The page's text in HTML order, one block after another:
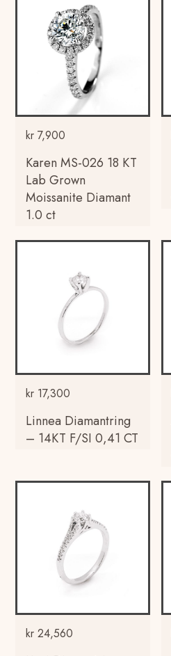
kr 7,900
Karen MS-026 18 KT
Lab Grown
Moissanite Diamant
1.0 ct
kr 17,300
Linnea Diamantring
– 14KT F/SI 0,41 CT
kr 24,560